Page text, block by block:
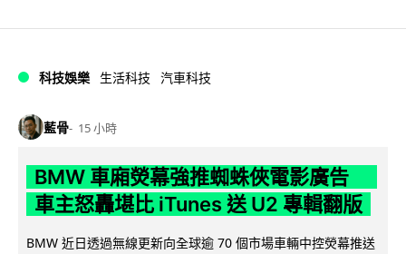
科技娛樂 生活科技 汽車科技
藍骨 15 小時
BMW 車廂熒幕強推蜘蛛俠電影廣告
車主怒轟堪比 iTunes 送 U2 專輯翻版
BMW 近日透過無線更新向全球逾 70 個市場車輛中控熒幕推送